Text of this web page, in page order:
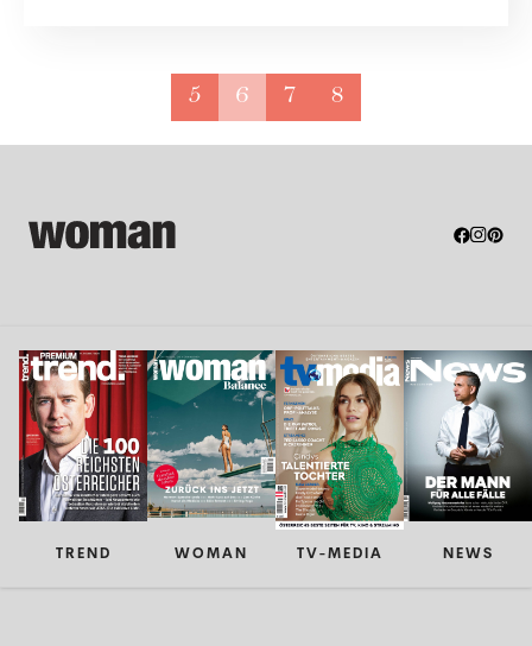
5 6 7 8
TREND WOMAN TV-MEDIA NEWS